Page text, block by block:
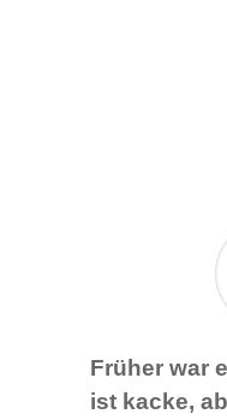
Früher war
ist kacke,